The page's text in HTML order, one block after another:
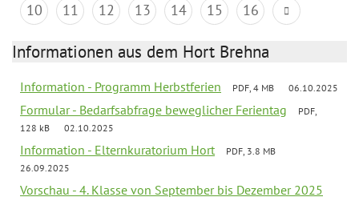
10
11 12 13 14 15 16
Informationen aus dem Hort Brehna
Information - Programm Herbstferien PDF, 4 MB 06.10.2025
Formular - Bedarfsabfrage beweglicher Ferientag
PDF,
128 kB
02.10.2025
Information - Elternkuratorium Hort
PDF, 3.8 MB
26.09.2025
Vorschau - 4. Klasse von September bis Dezember 2025